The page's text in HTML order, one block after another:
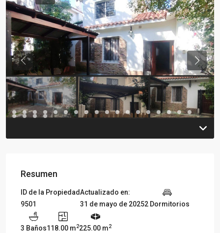
Previous
Resumen
ID de la Propiedad
9501
Actualizado en:
31 de mayo de 20252 Dormitorios
3 Baños118.00 m2225.00 m2